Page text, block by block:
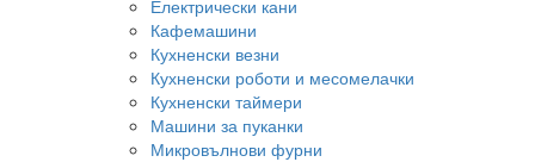
Електрически кани
Кафемашини
Кухненски везни
Кухненски роботи и месомелачки
Кухненски таймери
Машини за пуканки
Микровълнови фурни